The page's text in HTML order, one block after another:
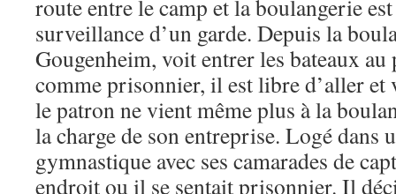
route entre le camp et la boulangerie
surveillance d’un garde. Depuis la
Gougenheim, voit entrer les bateaux
comme prisonnier, il est libre d’aller et
le patron ne vient même plus à la
la charge de son entreprise. Logé dans
gymnastique avec ses camarades de
endroit ou il se sentait prisonnier. Il